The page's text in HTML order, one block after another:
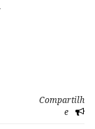
Compartilh
e